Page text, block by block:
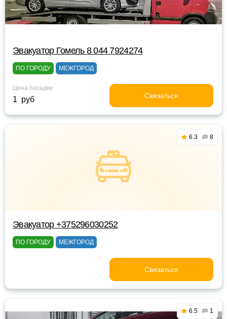
Эвакуатор Гомель 8 044 7924274
ПО ГОРОДУ МЕЖГОРОД
Цена посадки
1 руб Связаться
6.3 8
Эвакуатор +375296030252
ПО ГОРОДУ МЕЖГОРОД
Связаться
6.5 1